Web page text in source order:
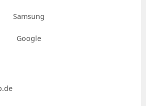
Samsung
Google